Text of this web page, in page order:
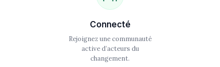
Connecté
Rejoignez une communauté
active d’acteurs du
changement.